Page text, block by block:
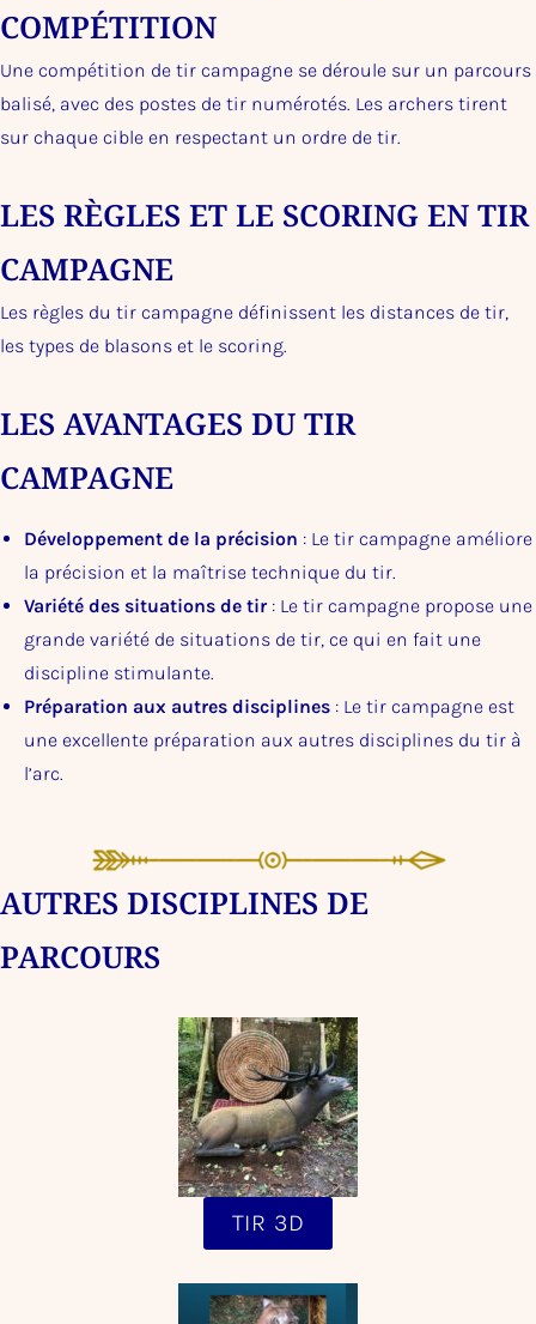
COMPÉTITION
Une compétition de tir campagne se déroule sur un parcours
balisé, avec des postes de tir numérotés. Les archers tirent
sur chaque cible en respectant un ordre de tir.
LES RÈGLES ET LE SCORING EN TIR
CAMPAGNE
Les règles du tir campagne définissent les distances de tir,
les types de blasons et le scoring.
LES AVANTAGES DU TIR
CAMPAGNE
Développement de la précision : Le tir campagne améliore
la précision et la maîtrise technique du tir.
Variété des situations de tir : Le tir campagne propose une
grande variété de situations de tir, ce qui en fait une
discipline stimulante.
Préparation aux autres disciplines : Le tir campagne est
une excellente préparation aux autres disciplines du tir à
l’arc.
AUTRES DISCIPLINES DE
PARCOURS
TIR 3D